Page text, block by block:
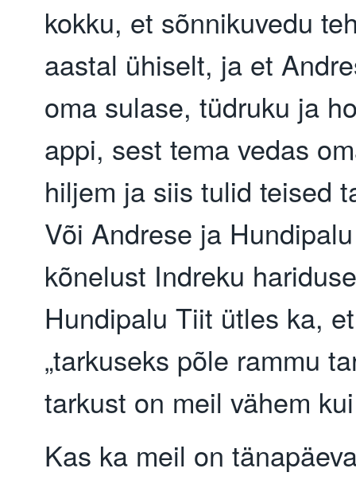
kokku, et sõnnikuvedu
aastal ühiselt, ja et
oma sulase, tüdruku ja
appi, sest tema vedas
hiljem ja siis tulid teised
Või Andrese ja
kõnelust Indreku
Hundipalu Tiit ütles ka, et
„tarkuseks põle rammu
tarkust on meil vähem
Kas ka meil on